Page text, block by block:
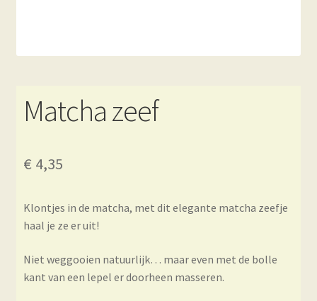
Matcha zeef
€ 4,35
Klontjes in de matcha, met dit elegante matcha zeefje
haal je ze er uit!
Niet weggooien natuurlijk… maar even met de bolle
kant van een lepel er doorheen masseren.